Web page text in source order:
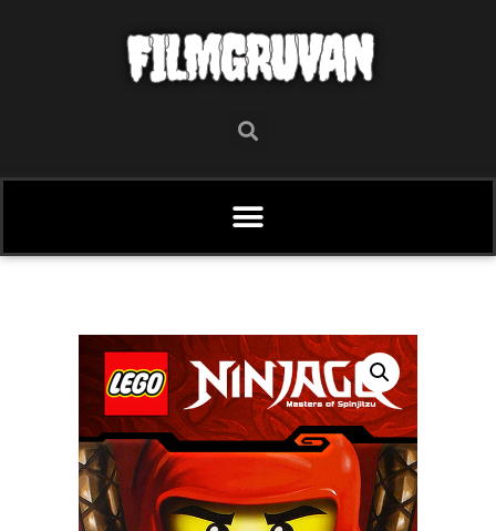
FILMGRUVAN